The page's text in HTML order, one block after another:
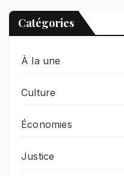
Catégories
À la une
Culture
Économies
Justice